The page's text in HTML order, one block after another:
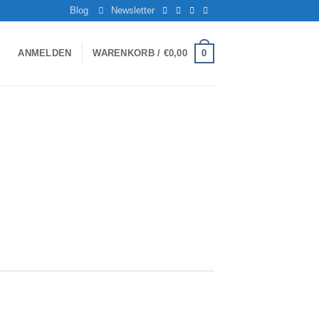
Blog Newsletter
ANMELDEN WARENKORB / €0,00 0